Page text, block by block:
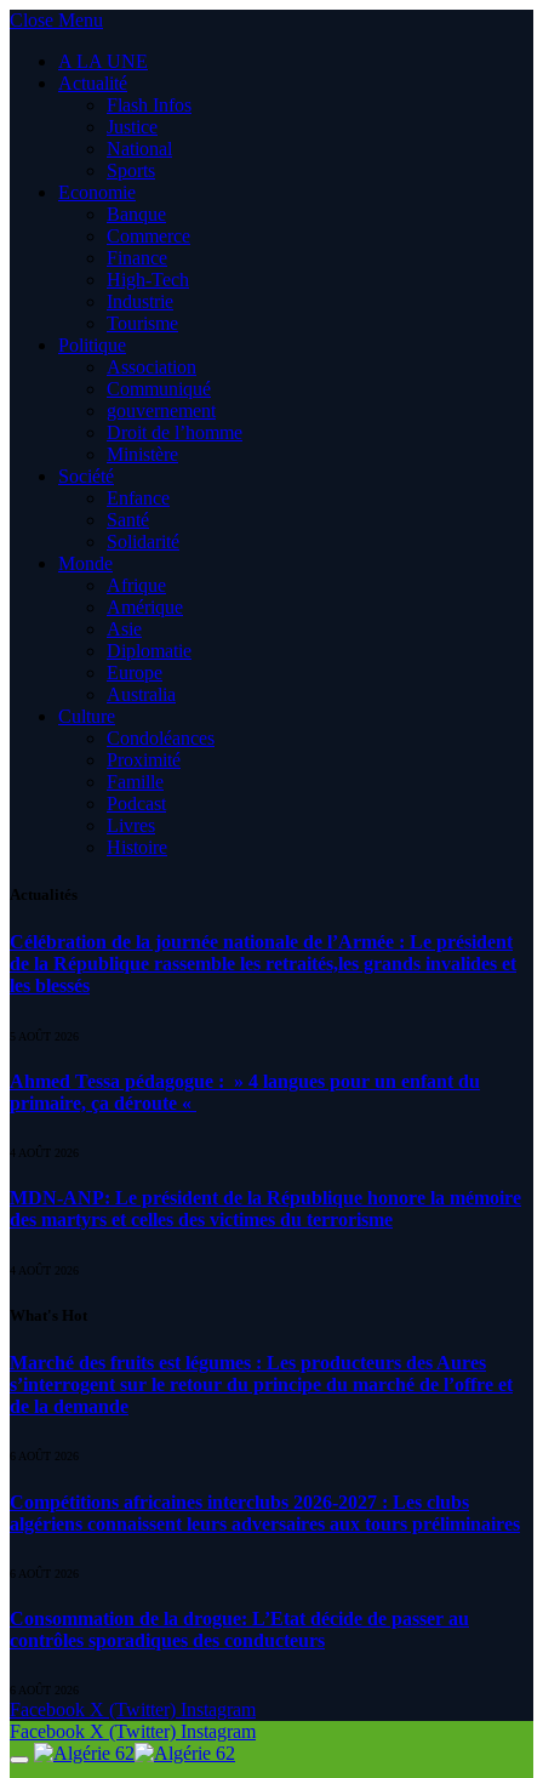
Close Menu
A LA UNE
Actualité
Flash Infos
Justice
National
Sports
Economie
Banque
Commerce
Finance
High-Tech
Industrie
Tourisme
Politique
Association
Communiqué
gouvernement
Droit de l’homme
Ministère
Société
Enfance
Santé
Solidarité
Monde
Afrique
Amérique
Asie
Diplomatie
Europe
Australia
Culture
Condoléances
Proximité
Famille
Podcast
Livres
Histoire
Actualités
Célébration de la journée nationale de l’Armée : Le président
de la République rassemble les retraités,les grands invalides et
les blessés
5 AOÛT 2026
Ahmed Tessa pédagogue : » 4 langues pour un enfant du
primaire, ça déroute «
4 AOÛT 2026
MDN-ANP: Le président de la République honore la mémoire
des martyrs et celles des victimes du terrorisme
4 AOÛT 2026
What's Hot
Marché des fruits est légumes : Les producteurs des Aures
s’interrogent sur le retour du principe du marché de l’offre et
de la demande
6 AOÛT 2026
Compétitions africaines interclubs 2026-2027 : Les clubs
algériens connaissent leurs adversaires aux tours préliminaires
6 AOÛT 2026
Consommation de la drogue: L’Etat décide de passer au
contrôles sporadiques des conducteurs
6 AOÛT 2026
Facebook X (Twitter) Instagram
Facebook X (Twitter) Instagram